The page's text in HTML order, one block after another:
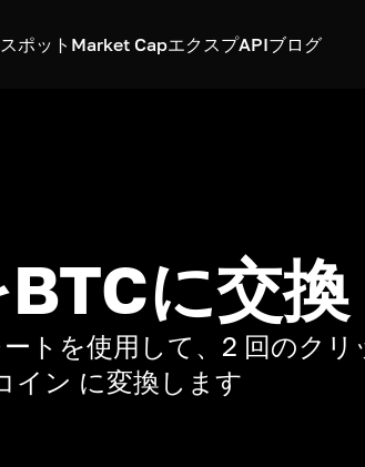
スポット Market CapエクスプAPIブログ
に交換
トを使用して、2 回のクリ
イン に変換します